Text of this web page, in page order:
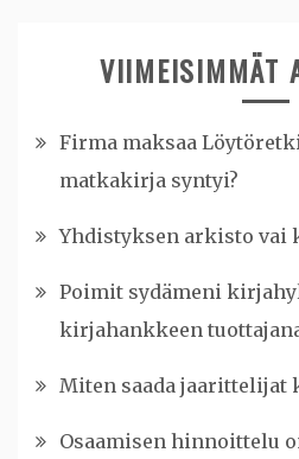
VIIMEISIMMÄT
Firma maksaa
matkakirja syntyi?
Yhdistyksen arkisto vai
Poimit sydämeni
kirjahankkeen
Miten saada jaarittelijat
Osaamisen hinnoittelu